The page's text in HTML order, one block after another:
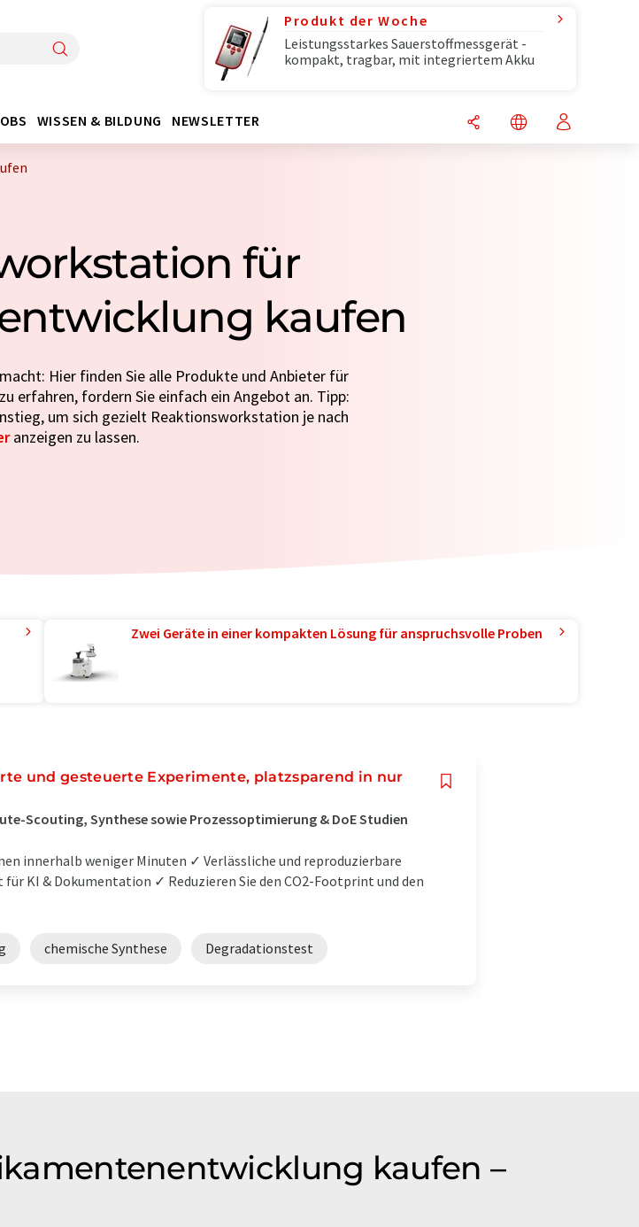
Produkt der Woche
Leistungsstarkes Sauerstoffmessgerät -
kompakt, tragbar, mit integriertem Akku
WISSEN & BILDUNG NEWSLETTER
für
kaufen
Hier finden Sie alle Produkte und Anbieter für
erfahren, fordern Sie einfach ein Angebot an. Tipp:
um sich gezielt Reaktionsworkstation je nach
anzeigen zu lassen.
Zwei Geräte in einer kompakten Lösung für anspruchsvolle Proben
und gesteuerte Experimente, platzsparend in nur
Scouting, Synthese sowie Prozessoptimierung & DoE Studien
innerhalb weniger Minuten ✓ Verlässliche und reproduzierbare
KI & Dokumentation ✓ Reduzieren Sie den CO2-Footprint und den
chemische Synthese Degradationstest
kaufen –